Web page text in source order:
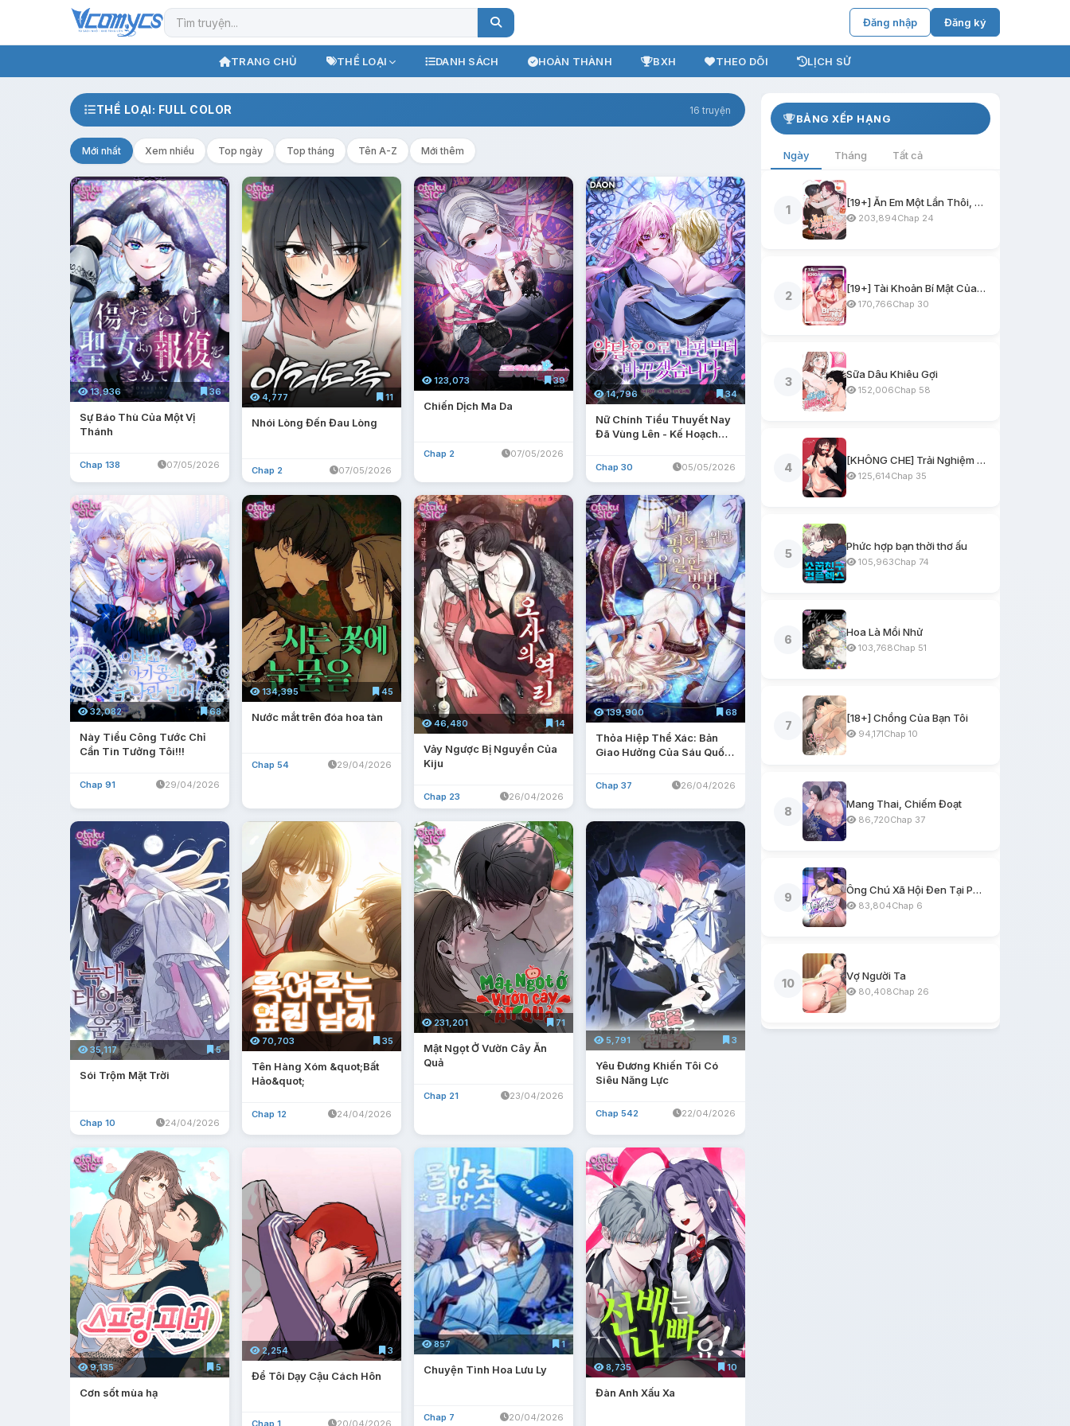
Đăng nhập Đăng ký
TRANG CHỦ THỂ LOẠI DANH SÁCH HOÀN THÀNH BXH THEO DÕI LỊCH SỬ
THỂ LOẠI: FULL COLOR 16 truyện
Mới nhất Xem nhiều Top ngày Top tháng Tên A-Z Mới thêm
13,936 36
Sự Báo Thù Của Một Vị
Thánh
Chap 138 07/05/2026
4,777 11
Nhói Lòng Đến Đau Lòng
Chap 2 07/05/2026
123,073 39
Chiến Dịch Ma Da
Chap 2 07/05/2026
14,796 34
Nữ Chính Tiểu Thuyết Nay
Đã Vùng Lên - Kế Hoạch
Thư
Chap 30 05/05/2026
32,082 68
Này Tiểu Công Tước Chỉ
Cần Tin Tưởng Tôi!!!
Chap 91 29/04/2026
134,395 45
Nước mắt trên đóa hoa tàn
Chap 54 29/04/2026
46,480 14
Vảy Ngược Bị Nguyền Của
Kiju
Chap 23 26/04/2026
139,900 68
Thỏa Hiệp Thể Xác: Bản
Giao Hưởng Của Sáu Quốc
Chap 37 26/04/2026
35,117 5
Sói Trộm Mặt Trời
Chap 10 24/04/2026
70,703 35
Tên Hàng Xóm &quot;Bất
Hảo&quot;
Chap 12 24/04/2026
231,201 71
Mật Ngọt Ở Vườn Cây Ăn
Quả
Chap 21 23/04/2026
5,791 3
Yêu Đương Khiến Tôi Có
Siêu Năng Lực
Chap 542 22/04/2026
9,135 5
Cơn sốt mùa hạ
2,254 3
Để Tôi Dạy Cậu Cách Hôn
Chap 1 20/04/2026
857 1
Chuyện Tình Hoa Lưu Ly
Chap 7 20/04/2026
8,735 10
Đàn Anh Xấu Xa
BẢNG XẾP HẠNG
Ngày Tháng Tất cả
1
[19+] Ăn Em Một Lần Thôi, Oppa
203,894Chap 24
2
[19+] Tài Khoản Bí Mật Của Nữ Giáo Sư
170,766Chap 30
3
Sữa Dâu Khiêu Gợi
152,006Chap 58
4
[KHÔNG CHE] Trải Nghiệm Một Ngày Workshop BDSM
125,614Chap 35
5
Phức hợp bạn thời thơ ấu
105,963Chap 74
6
Hoa Là Mồi Nhử
103,768Chap 51
7
[18+] Chồng Của Bạn Tôi
94,171Chap 10
8
Mang Thai, Chiếm Đoạt
86,720Chap 37
9
Ông Chú Xã Hội Đen Tại Phòng Trọ
83,804Chap 6
10
Vợ Người Ta
80,408Chap 26